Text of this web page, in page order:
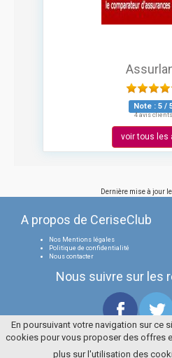
Note : 5 /
4 avis clients
voir tous les
Dernière mise à jour le
A propos de CeriseClub
Nos Mentions légales
Politique de confidentialité
Nous contacter
Nous suivre sur les
Tous droits
La Cerise Bleue
En poursuivant votre navigation sur ce
cookies pour vous proposer des offres
plus sur l'utilisation des